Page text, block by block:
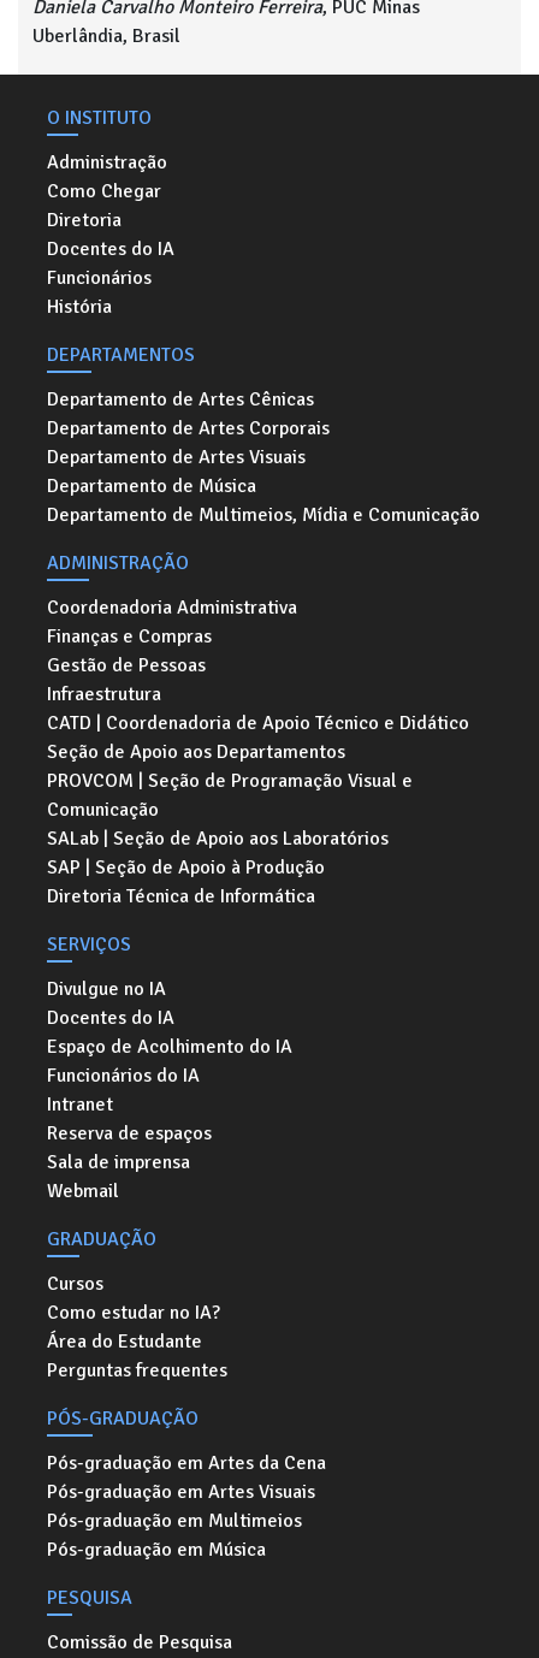
Daniela Carvalho Monteiro Ferreira, PUC Minas
Uberlândia, Brasil
O INSTITUTO
Administração
Como Chegar
Diretoria
Docentes do IA
Funcionários
História
DEPARTAMENTOS
Departamento de Artes Cênicas
Departamento de Artes Corporais
Departamento de Artes Visuais
Departamento de Música
Departamento de Multimeios, Mídia e Comunicação
ADMINISTRAÇÃO
Coordenadoria Administrativa
Finanças e Compras
Gestão de Pessoas
Infraestrutura
CATD | Coordenadoria de Apoio Técnico e Didático
Seção de Apoio aos Departamentos
PROVCOM | Seção de Programação Visual e
Comunicação
SALab | Seção de Apoio aos Laboratórios
SAP | Seção de Apoio à Produção
Diretoria Técnica de Informática
SERVIÇOS
Divulgue no IA
Docentes do IA
Espaço de Acolhimento do IA
Funcionários do IA
Intranet
Reserva de espaços
Sala de imprensa
Webmail
GRADUAÇÃO
Cursos
Como estudar no IA?
Área do Estudante
Perguntas frequentes
PÓS-GRADUAÇÃO
Pós-graduação em Artes da Cena
Pós-graduação em Artes Visuais
Pós-graduação em Multimeios
Pós-graduação em Música
PESQUISA
Comissão de Pesquisa